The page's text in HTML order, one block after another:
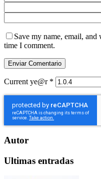
Save my name, email,
time I comment.
Current ye@r *
Autor
Ultimas entradas